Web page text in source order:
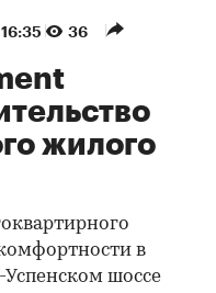
36
жилого
в
Успенском шоссе